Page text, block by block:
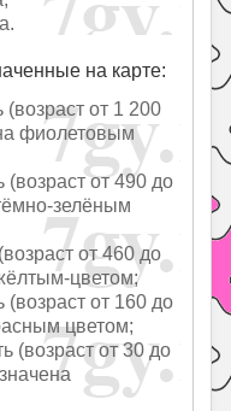
на карте:
(возраст от 1 200
фиолетовым
(возраст от 490 до
зелёным
от 460 до
цветом;
(возраст от 160 до
цветом;
(возраст от 30 до